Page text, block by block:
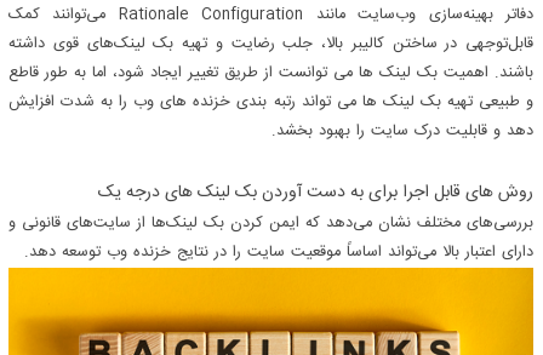
دفاتر بهینه‌سازی وب‌سایت مانند Rationale Configuration می‌توانند کمک
قابل‌توجهی در ساختن کالیبر بالا، جلب رضایت و تهیه بک لینک‌های قوی داشته
باشند. اهمیت بک لینک ها می توانست از طریق تغییر ایجاد شود، اما به طور قاطع
و طبیعی تهیه بک لینک ها می تواند رتبه بندی خزنده های وب را به شدت افزایش
دهد و قابلیت درک سایت را بهبود بخشد.
روش های قابل اجرا برای به دست آوردن بک لینک های درجه یک
بررسی‌های مختلف نشان می‌دهد که ایمن کردن بک لینک‌ها از سایت‌های قانونی و
دارای اعتبار بالا می‌تواند اساساً موقعیت سایت را در نتایج خزنده وب توسعه دهد.